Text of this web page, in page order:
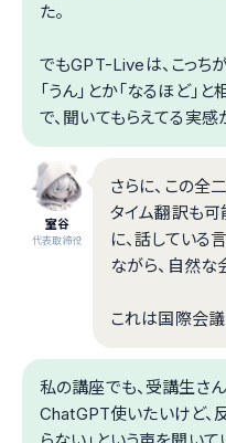
た。
でもGPT-Liveは、こっち
「うん」とか「なるほど」
で、聞いてもらえてる実感
室谷
代表取締役
さらに、この全
タイム翻訳も可
に、話してい
ながら、自然な
これは国際会議
私の講座でも、受講生さ
ChatGPT使いたいけど、